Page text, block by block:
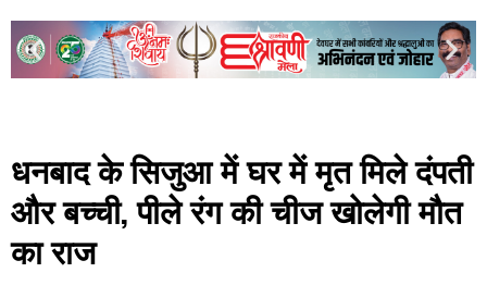
धनबाद के सिजुआ में घर में मृत मिले दंपती
और बच्ची, पीले रंग की चीज खोलेगी मौत
का राज